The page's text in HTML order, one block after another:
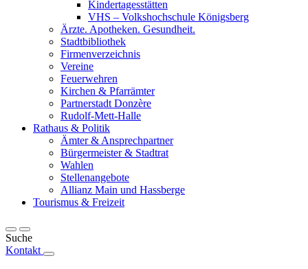
Kindertagesstätten
VHS – Volks­hoch­schule Königsberg
Ärzte. Apotheken. Gesundheit.
Stadtbibliothek
Firmenverzeichnis
Vereine
Feuerwehren
Kirchen & Pfarrämter
Partnerstadt Donzère
Rudolf-Mett-Halle
Rathaus & Politik
Ämter & Ansprechpartner
Bürgermeister & Stadtrat
Wahlen
Stellenangebote
Allianz Main und Hassberge
Tourismus & Freizeit
Suche
Kontakt